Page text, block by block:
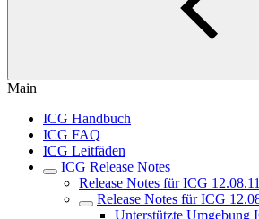
Main
ICG Handbuch
ICG FAQ
ICG Leitfäden
ICG Release Notes
Release Notes für ICG
Release Notes für ICG
Unterstützte Umgebung